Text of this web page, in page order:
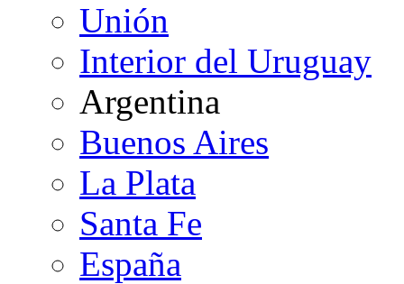
Unión
Interior del Uruguay
Argentina
Buenos Aires
La Plata
Santa Fe
España